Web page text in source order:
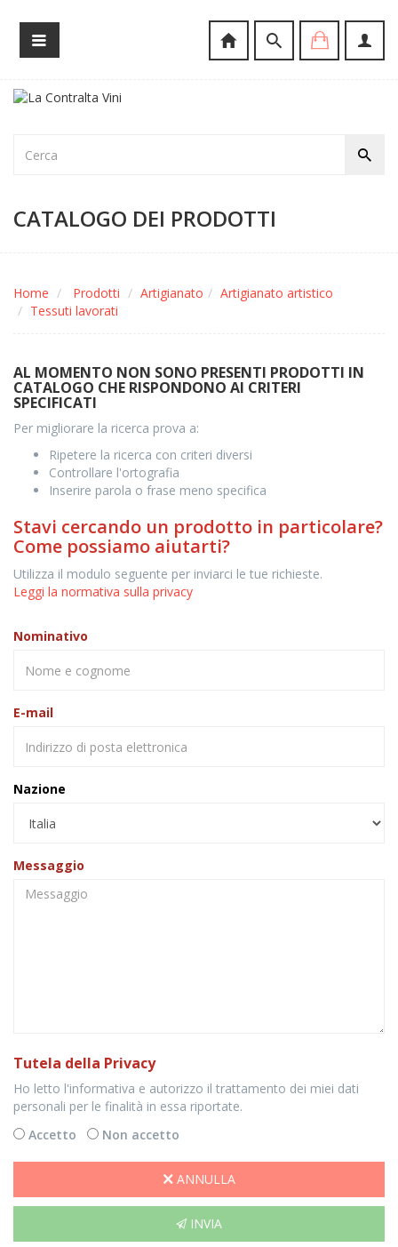
CATALOGO DEI PRODOTTI
Home Prodotti Artigianato
Artigianato artistico
Tessuti lavorati
AL MOMENTO NON SONO PRESENTI PRODOTTI IN
CATALOGO CHE RISPONDONO AI CRITERI
SPECIFICATI
Per migliorare la ricerca prova a:
Ripetere la ricerca con criteri diversi
Controllare l'ortografia
Inserire parola o frase meno specifica
Stavi cercando un prodotto in particolare?
Come possiamo aiutarti?
Utilizza il modulo seguente per inviarci le tue richieste.
Leggi la normativa sulla privacy
Nominativo
E-mail
Nazione
Messaggio
Tutela della Privacy
Ho letto l'informativa e autorizzo il trattamento dei miei dati
personali per le finalità in essa riportate.
Accetto
Non accetto
ANNULLA
INVIA